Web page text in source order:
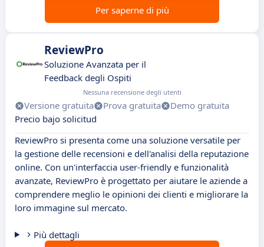
Per saperne di più
ReviewPro
Soluzione Avanzata per il
Feedback degli Ospiti
Nessuna recensione degli utenti
Versione gratuita Prova gratuita
Demo gratuita
Precio bajo solicitud
ReviewPro si presenta come una soluzione versatile per
la gestione delle recensioni e dell'analisi della reputazione
online. Con un'interfaccia user-friendly e funzionalità
avanzate, ReviewPro è progettato per aiutare le aziende a
comprendere meglio le opinioni dei clienti e migliorare la
loro immagine sul mercato.
Più dettagli